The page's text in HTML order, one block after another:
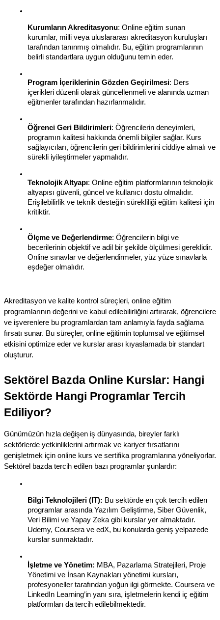
Kurumların Akreditasyonu: Online eğitim sunan
kurumlar, milli veya uluslararası akreditasyon kuruluşları
tarafından tanınmış olmalıdır. Bu, eğitim programlarının
belirli standartlara uygun olduğunu temin eder.
Program İçeriklerinin Gözden Geçirilmesi: Ders
içerikleri düzenli olarak güncellenmeli ve alanında uzman
eğitmenler tarafından hazırlanmalıdır.
Öğrenci Geri Bildirimleri: Öğrencilerin deneyimleri,
programın kalitesi hakkında önemli bilgiler sağlar. Kurs
sağlayıcıları, öğrencilerin geri bildirimlerini ciddiye almalı ve
sürekli iyileştirmeler yapmalıdır.
Teknolojik Altyapı: Online eğitim platformlarının teknolojik
altyapısı güvenli, güncel ve kullanıcı dostu olmalıdır.
Erişilebilirlik ve teknik desteğin sürekliliği eğitim kalitesi için
kritiktir.
Ölçme ve Değerlendirme: Öğrencilerin bilgi ve
becerilerinin objektif ve adil bir şekilde ölçülmesi gereklidir.
Online sınavlar ve değerlendirmeler, yüz yüze sınavlarla
eşdeğer olmalıdır.
Akreditasyon ve kalite kontrol süreçleri, online eğitim
programlarının değerini ve kabul edilebilirliğini artırarak, öğrencilere
ve işverenlere bu programlardan tam anlamıyla fayda sağlama
fırsatı sunar. Bu süreçler, online eğitimin toplumsal ve eğitimsel
etkisini optimize eder ve kurslar arası kıyaslamada bir standart
oluşturur.
Sektörel Bazda Online Kurslar: Hangi
Sektörde Hangi Programlar Tercih
Ediliyor?
Günümüzün hızla değişen iş dünyasında, bireyler farklı
sektörlerde yetkinliklerini artırmak ve kariyer fırsatlarını
genişletmek için online kurs ve sertifika programlarına yöneliyorlar.
Sektörel bazda tercih edilen bazı programlar şunlardır:
Bilgi Teknolojileri (IT): Bu sektörde en çok tercih edilen
programlar arasında Yazılım Geliştirme, Siber Güvenlik,
Veri Bilimi ve Yapay Zeka gibi kurslar yer almaktadır.
Udemy, Coursera ve edX, bu konularda geniş yelpazede
kurslar sunmaktadır.
İşletme ve Yönetim: MBA, Pazarlama Stratejileri, Proje
Yönetimi ve İnsan Kaynakları yönetimi kursları,
profesyoneller tarafından yoğun ilgi görmekte. Coursera ve
LinkedIn Learning’in yanı sıra, işletmelerin kendi iç eğitim
platformları da tercih edilebilmektedir.